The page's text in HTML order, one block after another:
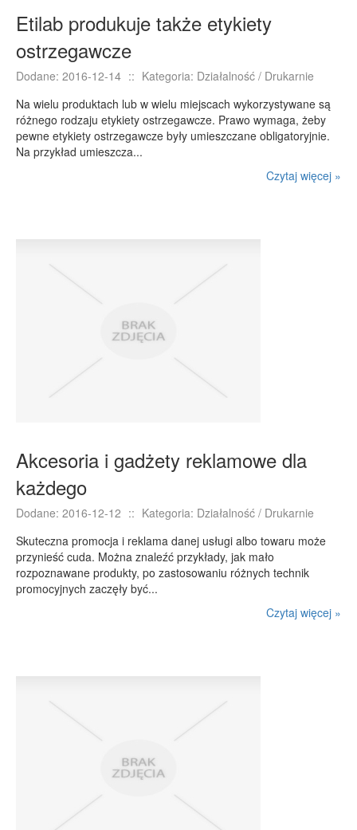
KONTAKT
Etilab produkuje także etykiety
ostrzegawcze
Dodane: 2016-12-14 :: Kategoria: Działalność / Drukarnie
Na wielu produktach lub w wielu miejscach wykorzystywane są
różnego rodzaju etykiety ostrzegawcze. Prawo wymaga, żeby
pewne etykiety ostrzegawcze były umieszczane obligatoryjnie.
Na przykład umieszcza...
Czytaj więcej »
Akcesoria i gadżety reklamowe dla
każdego
Dodane: 2016-12-12 :: Kategoria: Działalność / Drukarnie
Skuteczna promocja i reklama danej usługi albo towaru może
przynieść cuda. Można znaleźć przykłady, jak mało
rozpoznawane produkty, po zastosowaniu różnych technik
promocyjnych zaczęły być...
Czytaj więcej »